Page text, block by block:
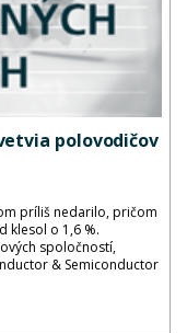
polovodičov
príliš nedarilo, pričom
klesol o 1,6 %.
spoločností,
& Semiconductor